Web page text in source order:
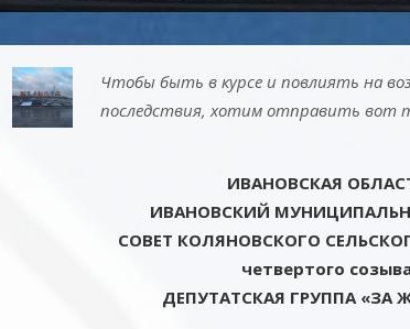
Чтобы быть в курсе и повлиять на
последствия, хотим отправить вот
ИВАНОВСКАЯ
ИВАНОВСКИЙ
СОВЕТ КОЛЯНОВСКОГО
четвертого
ДЕПУТАТСКАЯ ГРУППА «ЗА